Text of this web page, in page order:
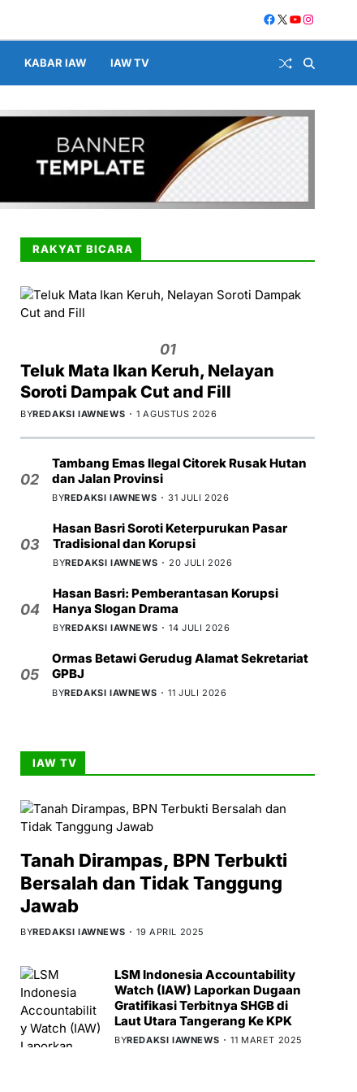
KABAR IAW IAW TV
RAKYAT BICARA
01
Teluk Mata Ikan Keruh, Nelayan
Soroti Dampak Cut and Fill
BYREDAKSI IAWNEWS 1 AGUSTUS 2026
02
Tambang Emas Ilegal Citorek Rusak Hutan
dan Jalan Provinsi
BYREDAKSI IAWNEWS 31 JULI 2026
03
Hasan Basri Soroti Keterpurukan Pasar
Tradisional dan Korupsi
BYREDAKSI IAWNEWS 20 JULI 2026
04
Hasan Basri: Pemberantasan Korupsi
Hanya Slogan Drama
BYREDAKSI IAWNEWS 14 JULI 2026
05
Ormas Betawi Gerudug Alamat Sekretariat
GPBJ
BYREDAKSI IAWNEWS 11 JULI 2026
IAW TV
Tanah Dirampas, BPN Terbukti
Bersalah dan Tidak Tanggung
Jawab
BYREDAKSI IAWNEWS 19 APRIL 2025
LSM Indonesia Accountability
Watch (IAW) Laporkan Dugaan
Gratifikasi Terbitnya SHGB di
Laut Utara Tangerang Ke KPK
BYREDAKSI IAWNEWS 11 MARET 2025